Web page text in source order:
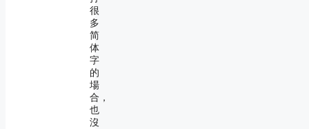
很
多
简
体
字
的
場
合，
也
沒